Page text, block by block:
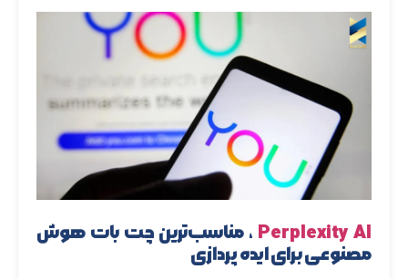
Perplexity AI ، مناسب‌ترین چت بات هوش
مصنوعی برای ایده پردازی